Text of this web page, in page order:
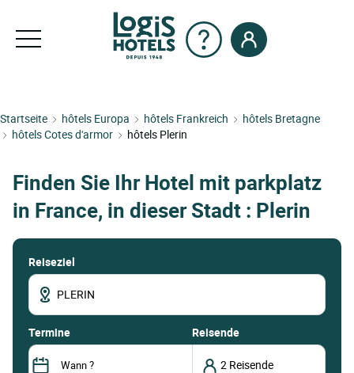
Startseite hôtels Europa hôtels Frankreich
hôtels Bretagne
hôtels Cotes d'armor
hôtels Plerin
Finden Sie Ihr Hotel mit parkplatz
in France, in dieser Stadt : Plerin
Reiseziel
termine Reisende